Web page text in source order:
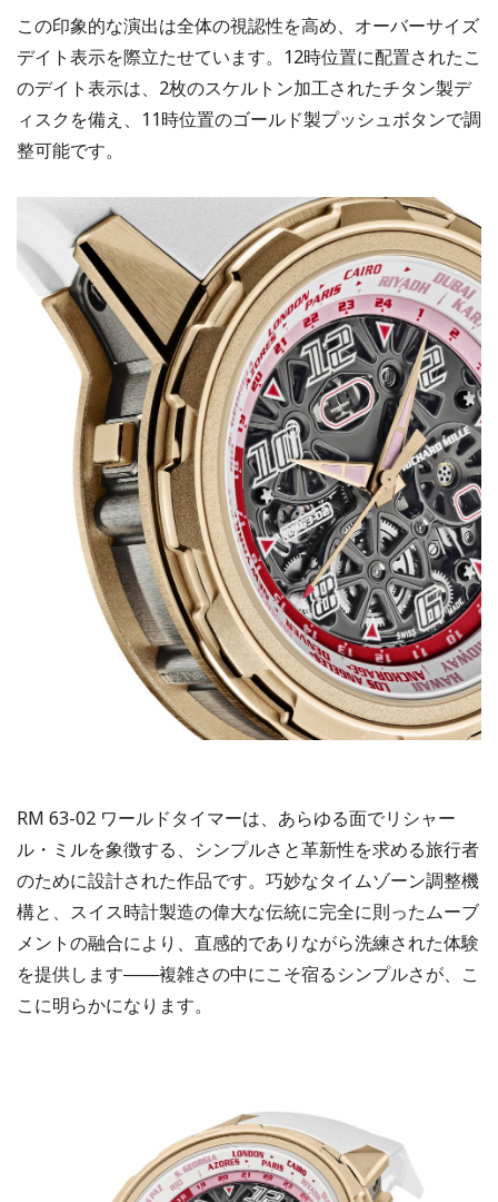
この印象的な演出は全体の視認性を高め、オーバーサイズ
デイト表示を際立たせています。12時位置に配置されたこ
のデイト表示は、2枚のスケルトン加工されたチタン製デ
ィスクを備え、11時位置のゴールド製プッシュボタンで調
整可能です。
RM 63-02 ワールドタイマーは、あらゆる面でリシャー
ル・ミルを象徴する、シンプルさと革新性を求める旅行者
のために設計された作品です。巧妙なタイムゾーン調整機
構と、スイス時計製造の偉大な伝統に完全に則ったムーブ
メントの融合により、直感的でありながら洗練された体験
を提供します――複雑さの中にこそ宿るシンプルさが、こ
こに明らかになります。